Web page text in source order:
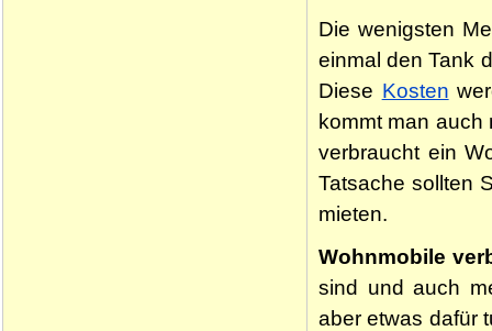
Die wenigsten
einmal den Tank
Diese Kosten
kommt man auch
verbraucht ein
Tatsache sollten
mieten.
Wohnmobile
sind und auch
aber etwas dafür